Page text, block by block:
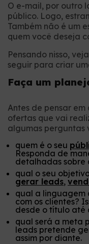
O e-mail, por outro
público. Logo,
Também não é um
quem você deseja
Pensando nisso,
seguir para criar
Faça um
Antes de pensar
ofertas que vai
algumas perguntas
quem é o seu
Responda de
detalhadas sobre
qual o seu
gerar leads,
qual a linguagem
com os clientes?
desde o título até
qual será a meta
leads pretende
assim por diante.